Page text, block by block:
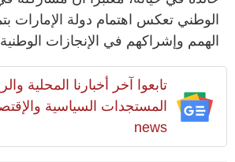
الوطني تعكس اهتمام دولة الإمارات
الهمم وإشراكهم في الإنجازات
تابعوا آخر أخبارنا المحلية
news